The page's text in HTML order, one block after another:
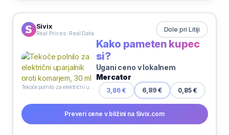
Sivix
Real Prices. Real Data Dole pri Litiji
Kako pameten kupec
si?
Ugani ceno v lokalnem
Mercator
3,86 € 6,89 € 0,85 €
Preveri cene v bližini na Sivix.com